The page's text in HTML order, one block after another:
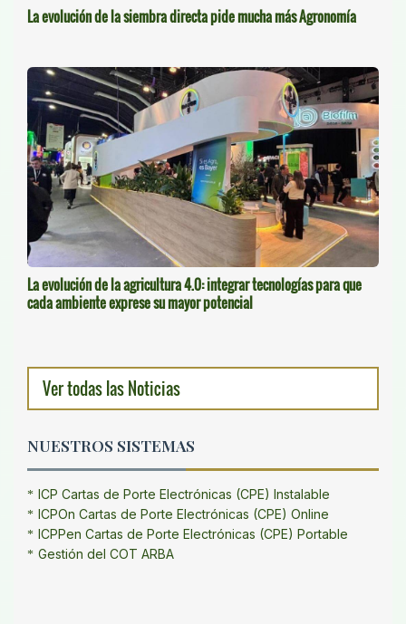
La evolución de la siembra directa pide mucha más Agronomía
La evolución de la agricultura 4.0: integrar tecnologías para que
cada ambiente exprese su mayor potencial
Ver todas las Noticias
NUESTROS SISTEMAS
ICP Cartas de Porte Electrónicas (CPE) Instalable
ICPOn Cartas de Porte Electrónicas (CPE) Online
ICPPen Cartas de Porte Electrónicas (CPE) Portable
Gestión del COT ARBA